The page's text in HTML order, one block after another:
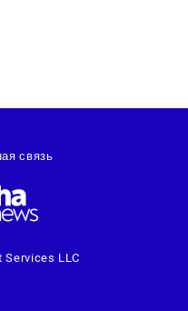
Services LLC
связь